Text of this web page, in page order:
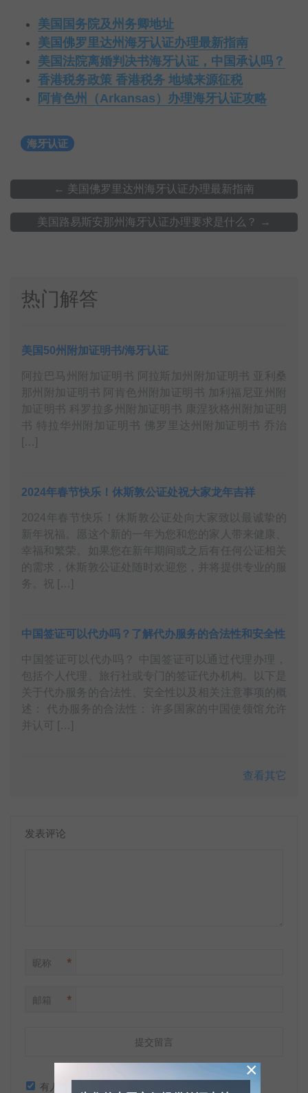
美国国务院及州务卿地址
美国佛罗里达州海牙认证办理最新指南
美国法院离婚判决书海牙认证，中国承认吗？
香港税务政策 香港税务 地域来源征税
阿肯色州（Arkansas）办理海牙认证攻略
海牙认证
← 美国佛罗里达州海牙认证办理最新指南
美国路易斯安那州海牙认证办理要求是什么？ →
热门解答
美国50州附加证明书/海牙认证
阿拉巴马州附加证明书 阿拉斯加州附加证明书 亚利桑
那州附加证明书 阿肯色州附加证明书 加利福尼亚州附
加证明书 科罗拉多州附加证明书 康涅狄格州附加证明
书 特拉华州附加证明书 佛罗里达州附加证明书 乔治
[…]
2024年春节快乐！休斯敦公证处祝大家龙年吉祥
2024年春节快乐！休斯敦公证处向大家致以最诚挚的
新年祝福。愿这个新的一年为您和您的家人带来健康、
幸福和繁荣。如果您在新年期间或之后有任何公证相关
的需求，休斯敦公证处随时欢迎您，并将提供专业的服
务。祝 […]
中国签证可以代办吗？了解代办服务的合法性和安全性
中国签证可以代办吗？ 中国签证可以通过代理办理，
包括个人代理、旅行社或专门的签证代办机构。以下是
关于代办服务的合法性、安全性以及相关注意事项的概
述： 代办服务的合法性： 许多国家的中国使领馆允许
并认可 […]
查看其它
发表评论
昵称 *
邮箱 *
有人回复时邮件通知我
×